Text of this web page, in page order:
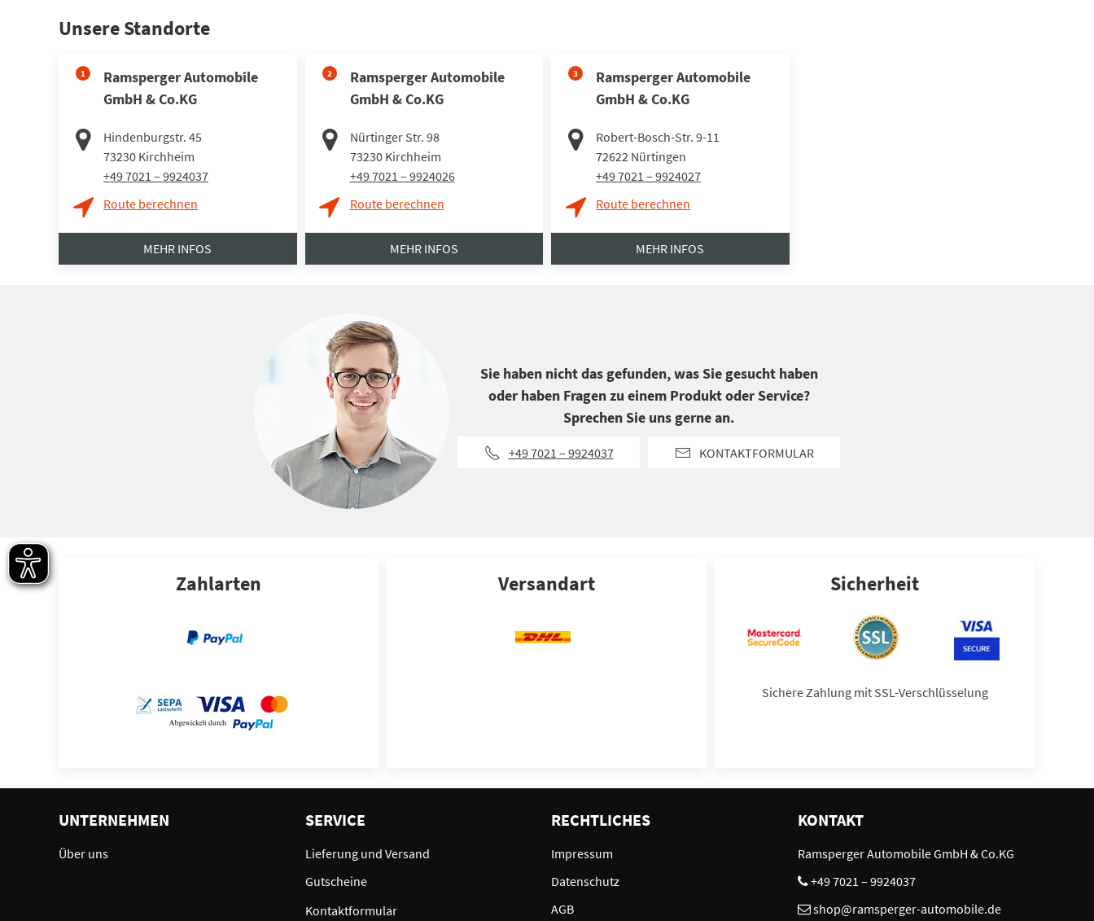
Unsere Standorte
1
Ramsperger Automobile
GmbH & Co.KG
Hindenburgstr. 45
73230 Kirchheim
+49 7021 – 9924037
Route berechnen
MEHR INFOS
2
Ramsperger Automobile
GmbH & Co.KG
Nürtinger Str. 98
73230 Kirchheim
+49 7021 – 9924026
Route berechnen
MEHR INFOS
3
Ramsperger Automobile
GmbH & Co.KG
Robert-Bosch-Str. 9-11
72622 Nürtingen
+49 7021 – 9924027
Route berechnen
MEHR INFOS
Sie haben nicht das gefunden, was Sie gesucht haben
oder haben Fragen zu einem Produkt oder Service?
Sprechen Sie uns gerne an.
+49 7021 – 9924037 KONTAKTFORMULAR
Zahlarten Versandart Sicherheit
Sichere Zahlung mit SSL-Verschlüsselung
UNTERNEHMEN
Über uns
SERVICE
Lieferung und Versand
Gutscheine
Kontaktformular
RECHTLICHES
Impressum
Datenschutz
AGB
KONTAKT
Ramsperger Automobile GmbH & Co.KG
+49 7021 – 9924037
shop@ramsperger-automobile.de